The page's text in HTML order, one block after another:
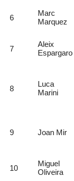
6
Marc
Marquez
7
Aleix
Espargaro
8
Luca
Marini
9 Joan Mir
10
Miguel
Oliveira